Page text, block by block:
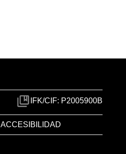
IFK/CIF: P2005900B
ACCESIBILIDAD